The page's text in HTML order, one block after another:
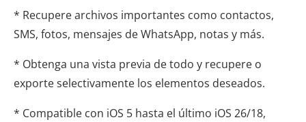
* Recupere archivos importantes como contactos,
SMS, fotos, mensajes de WhatsApp, notas y más.
* Obtenga una vista previa de todo y recupere o
exporte selectivamente los elementos deseados.
* Compatible con iOS 5 hasta el último iOS 26/18,